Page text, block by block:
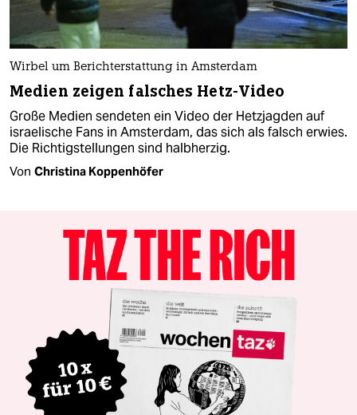
Wirbel um Berichterstattung in Amsterdam
Medien zeigen falsches Hetz-Video
Große Medien sendeten ein Video der Hetzjagden auf
israelische Fans in Amsterdam, das sich als falsch erwies.
Die Richtigstellungen sind halbherzig.
Von Christina Koppenhöfer